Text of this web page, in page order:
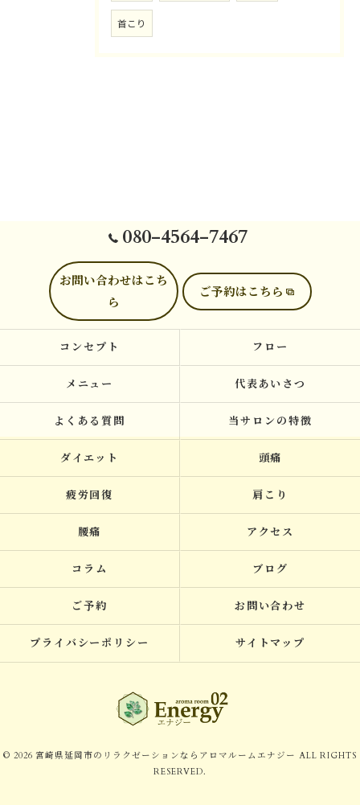
首こり
080-4564-7467
お問い合わせはこち
ら
ご予約はこちら
コンセプト フロー
メニュー 代表あいさつ
よくある質問 当サロンの特徴
ダイエット 頭痛
疲労回復 肩こり
腰痛 アクセス
コラム ブログ
ご予約 お問い合わせ
プライバシーポリシー サイトマップ
© 2026 宮崎県延岡市のリラクゼーションならアロマルームエナジー ALL RIGHTS
RESERVED.